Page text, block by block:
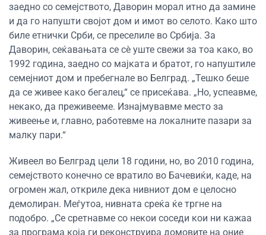
заедно со семејството, Даворин морал итно да замине
и да го напушти својот дом и имот во селото. Како што
биле етнички Срби, се преселиле во Србија. За
Даворин, сеќавањата се сè уште свежи за тоа како, во
1992 година, заедно со мајката и братот, го напуштиле
семејниот дом и пребегнале во Белград. „Тешко беше
да се живее како бегалец,“ се присеќава. „Но, успеавме,
некако, да преживееме. Изнајмувавме место за
живеење и, главно, работевме на локалните пазари за
малку пари.“
Живеел во Белград цели 18 години, но, во 2010 година,
семејството конечно се вратило во Бачевиќи, каде, на
огромен жал, откриле дека нивниот дом е целосно
демолиран. Меѓутоа, нивната среќа ќе тргне на
подобро. „Се сретнавме со некои соседи кои ни кажаа
за програма која ги реконструира домовите на оние